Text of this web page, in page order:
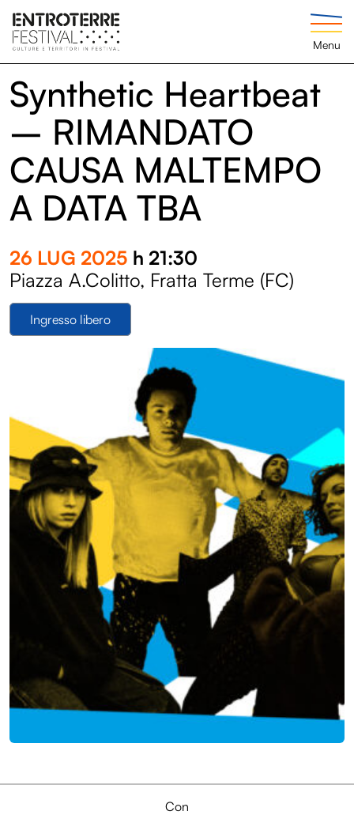
Menu
Synthetic Heartbeat
– RIMANDATO
CAUSA MALTEMPO
A DATA TBA
26 LUG 2025 h 21:30
Piazza A.Colitto, Fratta Terme (FC)
Ingresso libero
Con